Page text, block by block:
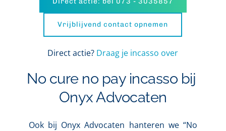
Vrijblijvend contact opnemen
Direct actie? Draag je incasso over
No cure no pay incasso bij
Onyx Advocaten
Ook bij Onyx Advocaten hanteren we “No